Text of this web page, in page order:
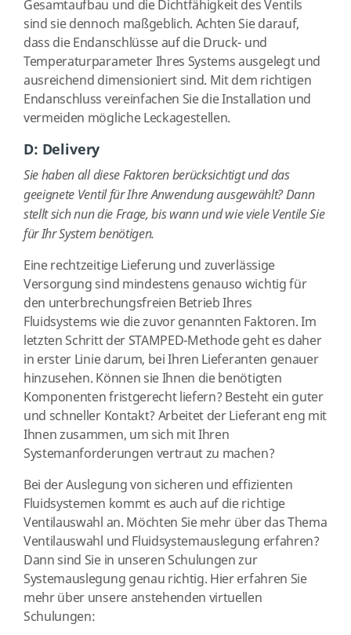
Gesamtaufbau und die Dichtfähigkeit des Ventils
sind sie dennoch maßgeblich. Achten Sie darauf,
dass die Endanschlüsse auf die Druck- und
Temperaturparameter Ihres Systems ausgelegt und
ausreichend dimensioniert sind. Mit dem richtigen
Endanschluss vereinfachen Sie die Installation und
vermeiden mögliche Leckagestellen.
D: Delivery
Sie haben all diese Faktoren berücksichtigt und das
geeignete Ventil für Ihre Anwendung ausgewählt? Dann
stellt sich nun die Frage,bis wann und wie viele Ventile Sie
für Ihr System benötigen.
Eine rechtzeitige Lieferung und zuverlässige
Versorgung sind mindestens genauso wichtig für
den unterbrechungsfreien Betrieb Ihres
Fluidsystems wie die zuvor genannten Faktoren. Im
letzten Schritt der STAMPED-Methode geht es daher
in erster Linie darum, bei Ihren Lieferanten genauer
hinzusehen. Können sie Ihnen die benötigten
Komponenten fristgerecht liefern? Besteht ein guter
und schneller Kontakt? Arbeitet der Lieferant eng mit
Ihnen zusammen, um sich mit Ihren
Systemanforderungen vertraut zu machen?
Bei der Auslegung von sicheren und effizienten
Fluidsystemen kommt es auch auf die richtige
Ventilauswahl an. Möchten Sie mehr über das Thema
Ventilauswahl und Fluidsystemauslegung erfahren?
Dann sind Sie in unseren Schulungen zur
Systemauslegung genau richtig. Hier erfahren Sie
mehr über unsere anstehenden virtuellen
Schulungen: